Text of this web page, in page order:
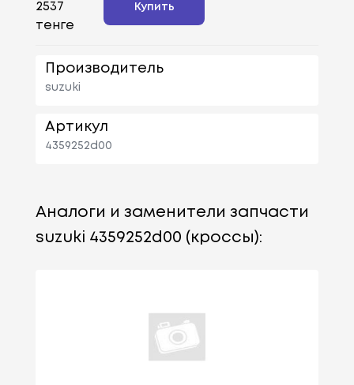
2537
тенге
Купить
Производитель
suzuki
Артикул
4359252d00
Аналоги и заменители запчасти
suzuki 4359252d00 (кроссы):